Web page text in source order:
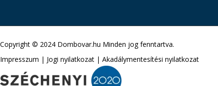
Copyright © 2024 Dombovar.hu Minden jog fenntartva.
Impresszum | Jogi nyilatkozat | Akadálymentesítési nyilatkozat